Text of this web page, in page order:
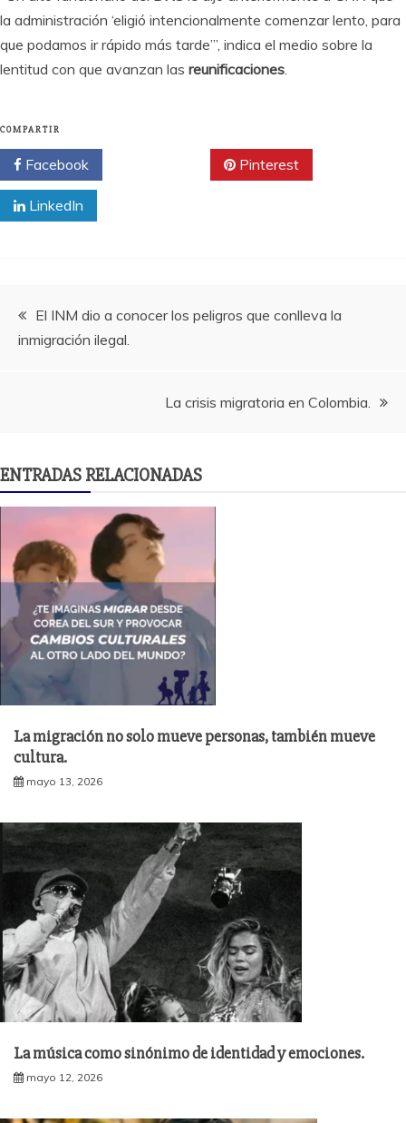
la administración ‘eligió intencionalmente comenzar lento, para
que podamos ir rápido más tarde’”, indica el medio sobre la
lentitud con que avanzan las reunificaciones
COMPARTIR
Facebook Pinterest
LinkedIn
Navegación
de
El INM dio a conocer los peligros que conlleva la
inmigración ilegal.
La crisis migratoria en Colombia.
ENTRADAS RELACIONADAS
La migración no solo mueve personas, también mueve
cultura.
mayo 13, 2026
La música como sinónimo de identidad y emociones.
mayo 12, 2026